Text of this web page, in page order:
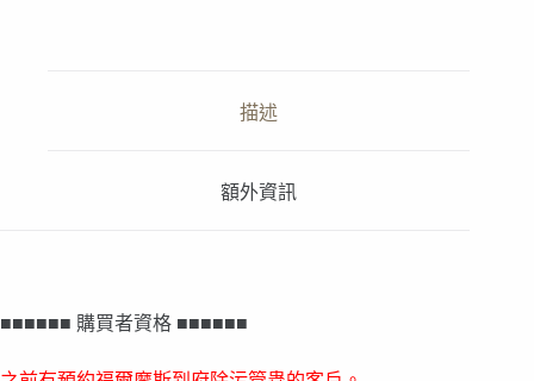
描述
額外資訊
■■■■■■ 購買者資格 ■■■■■■